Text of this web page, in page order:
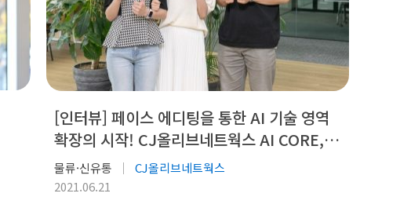
[인터뷰] 페이스 에디팅을 통한 AI 기술 영역
확장의 시작! CJ올리브네트웍스 AI CORE,
DT 연구원
물류·신유통
CJ올리브네트웍스
2021.06.21